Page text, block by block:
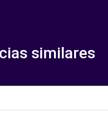
similares